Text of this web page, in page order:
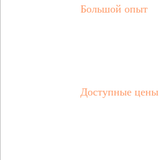
Большой опыт
Доступные цены